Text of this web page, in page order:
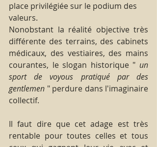
place privilégiée sur le podium des
valeurs.
Nonobstant la réalité objective très
différente des terrains, des cabinets
médicaux, des vestiaires, des mains
courantes, le slogan historique " un
sport de voyous pratiqué par des
gentlemen " perdure dans l'imaginaire
collectif.
Il faut dire que cet adage est très
rentable pour toutes celles et tous